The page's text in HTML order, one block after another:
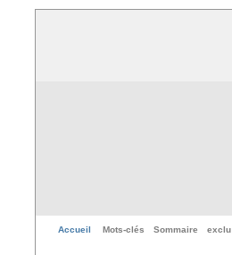
Accueil Mots-clés Sommaire exclu